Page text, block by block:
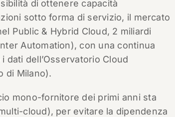
di ottenere capacità
sotto forma di servizio, il mercato
Public & Hybrid Cloud, 2 miliardi
Automation), con una continua
dell’Osservatorio Cloud
di Milano).
mono-fornitore dei primi anni sta
cloud), per evitare la dipendenza